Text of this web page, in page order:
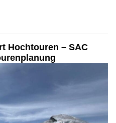
Hochtouren – SAC